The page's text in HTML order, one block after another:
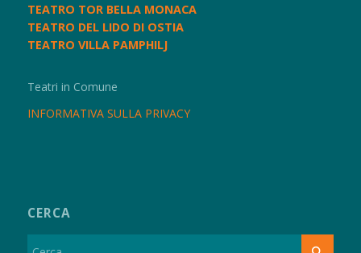
TEATRO TOR BELLA MONACA
TEATRO DEL LIDO DI OSTIA
TEATRO VILLA PAMPHILJ
Teatri in Comune
INFORMATIVA SULLA PRIVACY
CERCA